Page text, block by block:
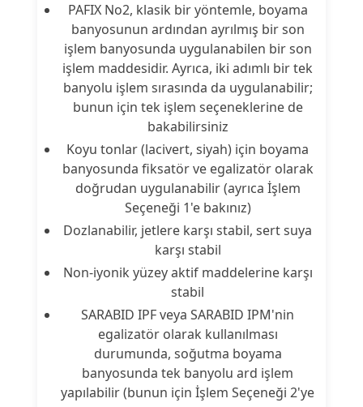
PAFIX No2, klasik bir yöntemle, boyama
banyosunun ardından ayrılmış bir son
işlem banyosunda uygulanabilen bir son
işlem maddesidir. Ayrıca, iki adımlı bir tek
banyolu işlem sırasında da uygulanabilir;
bunun için tek işlem seçeneklerine de
bakabilirsiniz
Koyu tonlar (lacivert, siyah) için boyama
banyosunda fiksatör ve egalizatör olarak
doğrudan uygulanabilir (ayrıca İşlem
Seçeneği 1'e bakınız)
Dozlanabilir, jetlere karşı stabil, sert suya
karşı stabil
Non-iyonik yüzey aktif maddelerine karşı
stabil
SARABID IPF veya SARABID IPM'nin
egalizatör olarak kullanılması
durumunda, soğutma boyama
banyosunda tek banyolu ard işlem
yapılabilir (bunun için İşlem Seçeneği 2'ye